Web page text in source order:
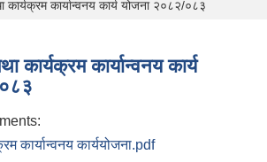
कार्यक्रम कार्यान्वनय कार्य योजना २०८२/०८३
कार्यक्रम कार्यान्वनय कार्य
कार्यान्वनय कार्ययोजना.pdf